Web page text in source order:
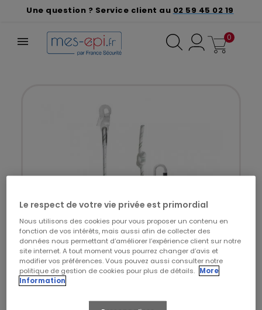
Une question ? Service client au 02 59 45 02 19
0
Le respect de votre vie privée est primordial
Nous utilisons des cookies pour vous proposer un contenu en
fonction de vos intérêts, mais aussi afin de collecter des
données nous permettant d’améliorer l’expérience client sur notre
site internet. A tout moment vous pourrez changer d’avis et
modifier vos préférences. Vous pouvez aussi consulter notre
politique de gestion de cookies pour plus de détails. More
Information